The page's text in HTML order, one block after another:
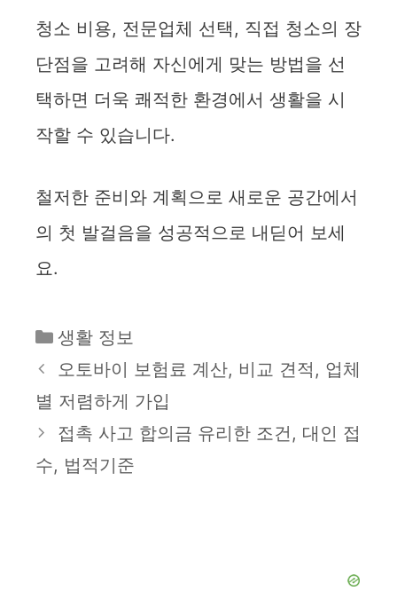
청소 비용, 전문업체 선택, 직접 청소의 장
단점을 고려해 자신에게 맞는 방법을 선
택하면 더욱 쾌적한 환경에서 생활을 시
작할 수 있습니다.
철저한 준비와 계획으로 새로운 공간에서
의 첫 발걸음을 성공적으로 내딛어 보세
요.
카
테
리
생활 정보
오토바이 보험료 계산, 비교 견적, 업체
별 저렴하게 가입
접촉 사고 합의금 유리한 조건, 대인 접
수, 법적기준